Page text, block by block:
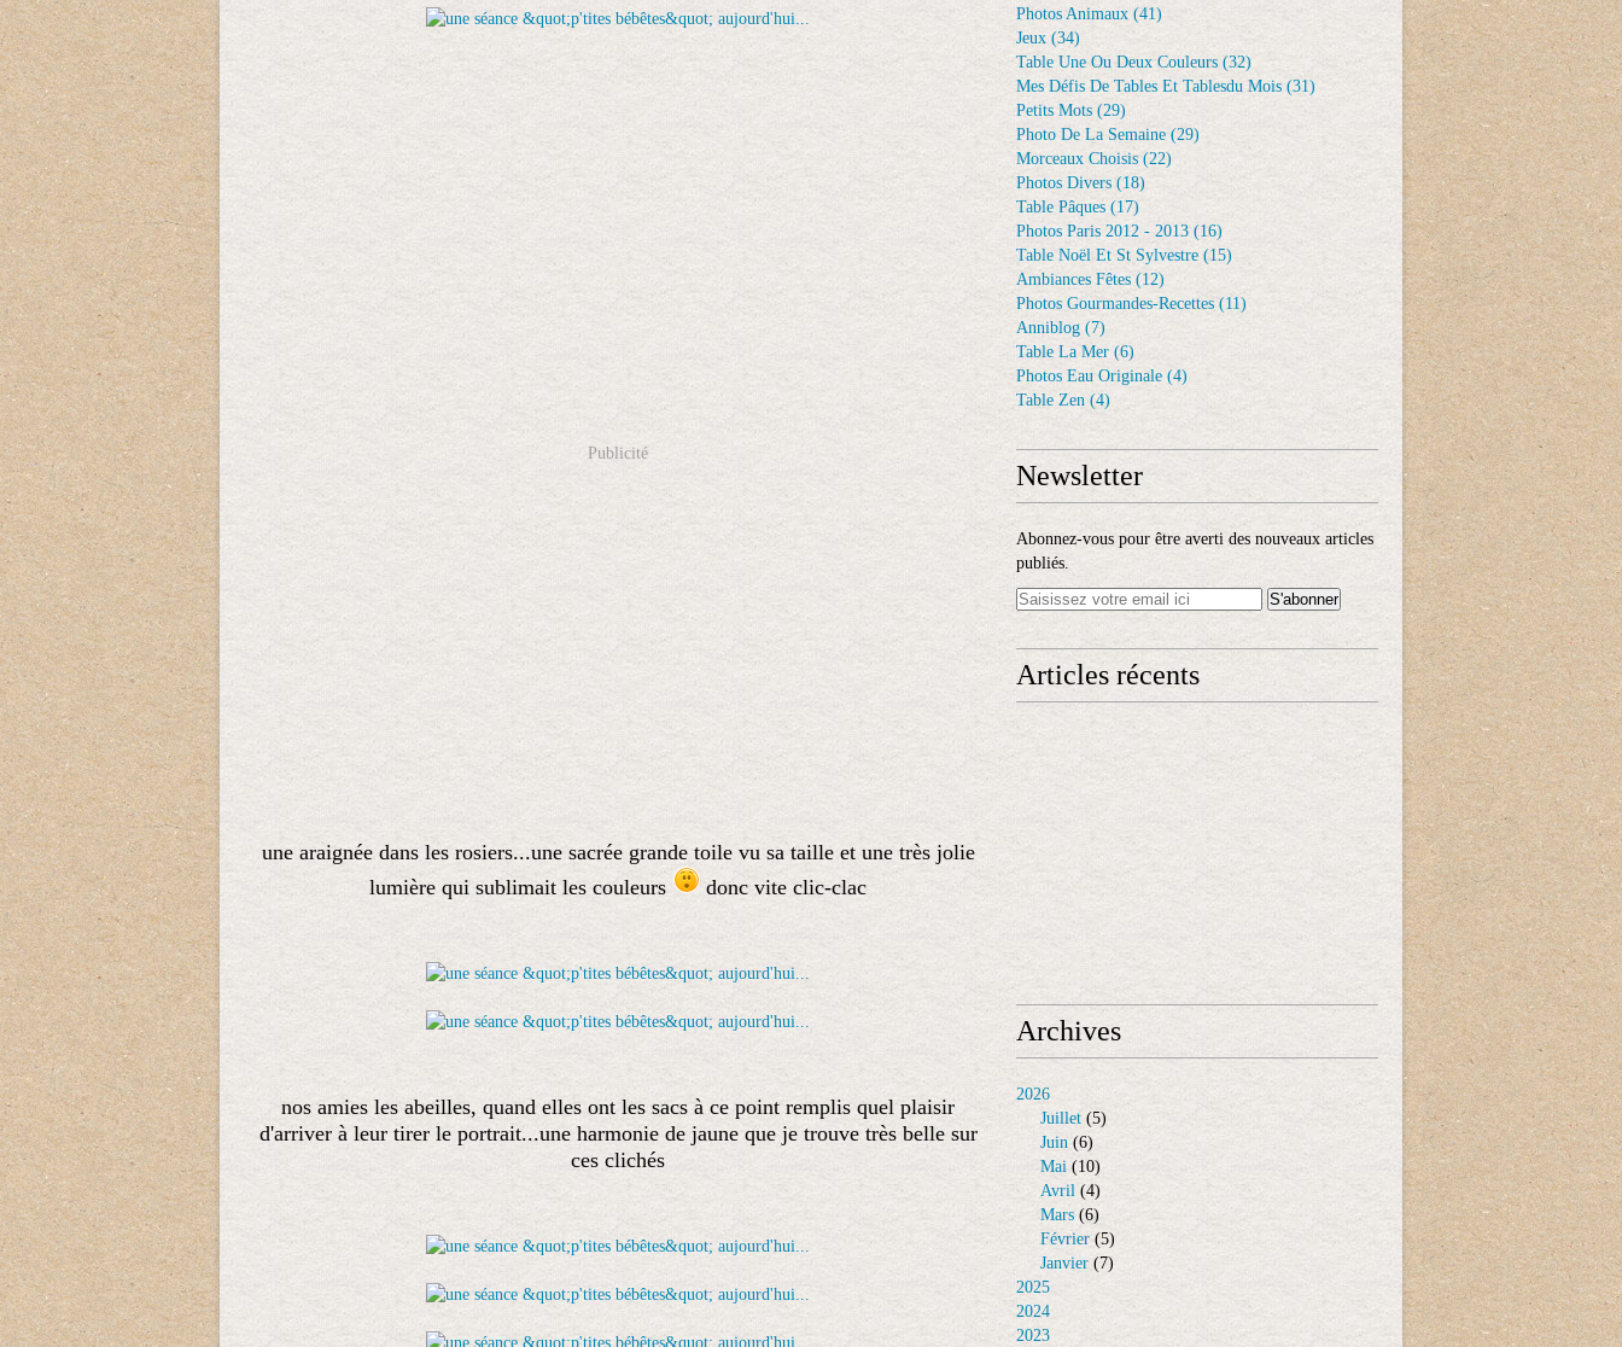
Publicité
une araignée dans les rosiers...une sacrée grande toile vu sa taille et une très jolie
lumière qui sublimait les couleurs
donc vite clic-clac
nos amies les abeilles, quand elles ont les sacs à ce point remplis quel plaisir
d'arriver à leur tirer le portrait...une harmonie de jaune que je trouve très belle sur
ces clichés
Photos Animaux (41)
Jeux (34)
Table Une Ou Deux Couleurs (32)
Mes Défis De Tables Et Tablesdu Mois (31)
Petits Mots (29)
Photo De La Semaine (29)
Morceaux Choisis (22)
Photos Divers (18)
Table Pâques (17)
Photos Paris 2012 - 2013 (16)
Table Noël Et St Sylvestre (15)
Ambiances Fêtes (12)
Photos Gourmandes-Recettes (11)
Anniblog (7)
Table La Mer (6)
Photos Eau Originale (4)
Table Zen (4)
Newsletter
Abonnez-vous pour être averti des nouveaux articles
publiés.
Articles récents
Archives
2026
Juillet (5)
Juin (6)
Mai (10)
Avril (4)
Mars (6)
Février (5)
Janvier (7)
2025
2024
2023